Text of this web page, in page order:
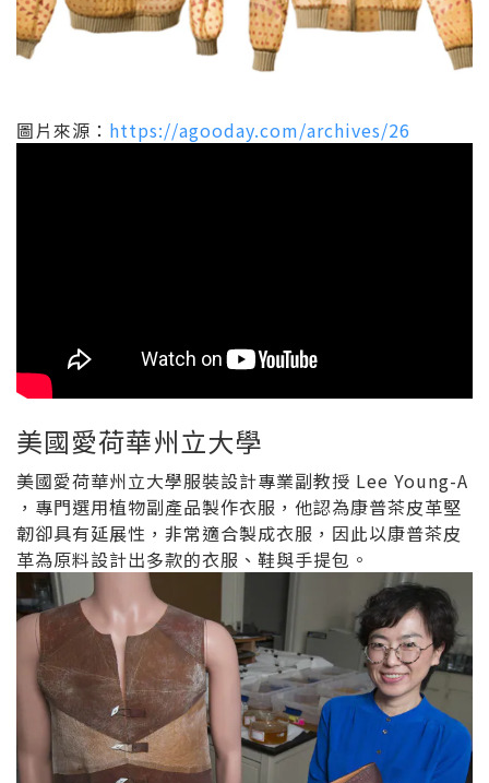
圖片來源： https://agooday.com/archives/26
美國愛荷華州立大學
美國愛荷華州立大學服裝設計專業副教授 Lee Young-A
，專門選用植物副產品製作衣服，他認為康普茶皮革堅
韌卻具有延展性，非常適合製成衣服，因此以康普茶皮
革為原料設計出多款的衣服、鞋與手提包。